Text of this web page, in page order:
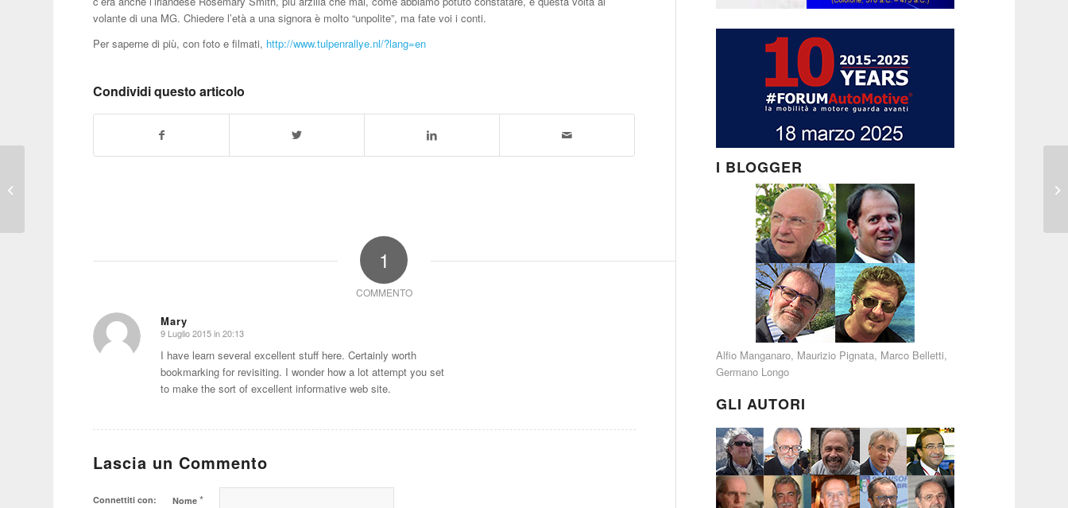
volante di una MG. Chiedere l’età a una signora è molto “unpolite”, ma fate voi i conti.
Per saperne di più, con foto e filmati, http://www.tulpenrallye.nl/?lang=en
Condividi questo articolo
1
COMMENTO
Mary
dice:
9 Luglio 2015 in 20:13
I have learn several excellent stuff here. Certainly worth
bookmarking for revisiting. I wonder how a lot attempt you set
to make the sort of excellent informative web site.
Lascia un Commento
Connettiti con: Nome*
I BLOGGER
Alfio Manganaro, Maurizio Pignata, Marco Belletti,
Germano Longo
GLI AUTORI